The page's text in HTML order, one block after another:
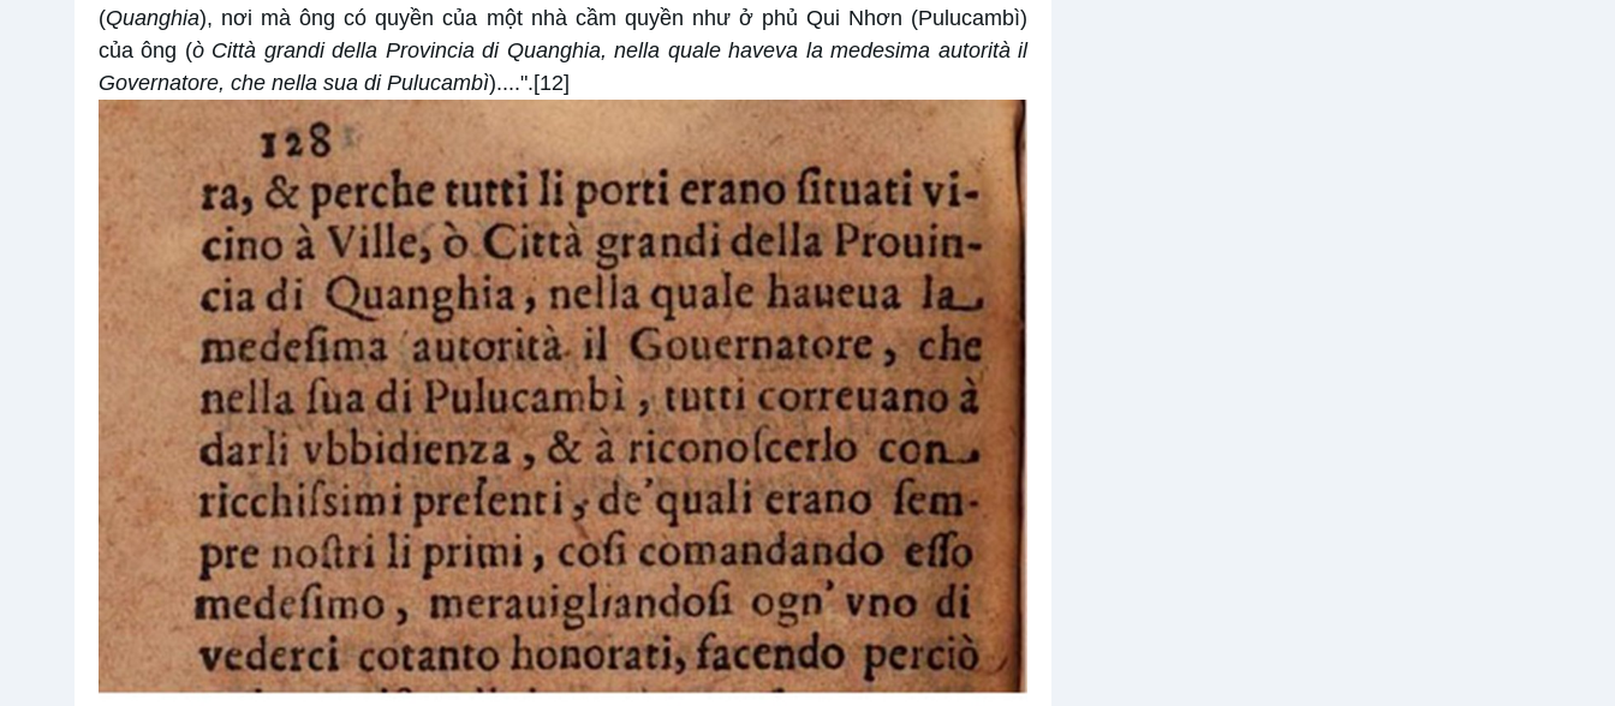
(Quanghia), nơi mà ông có quyền của một nhà cầm quyền như ở phủ Qui Nhơn (Pulucambì)
của ông (ò Città grandi della Provincia di Quanghia, nella quale haveva la medesima autorità il
Governatore, che nella sua di Pulucambì)....".[12]